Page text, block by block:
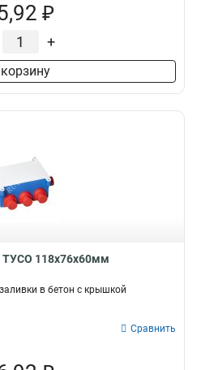
₽
+
ТУСО 118х76х60мм
в бетон с крышкой
Сравнить